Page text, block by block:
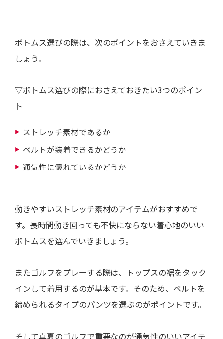
ボトムス選びの際は、次のポイントをおさえていきま
しょう。
▽ボトムス選びの際におさえておきたい3つのポイン
ト
ストレッチ素材であるか
ベルトが装着できるかどうか
通気性に優れているかどうか
動きやすいストレッチ素材のアイテムがおすすめで
す。長時間動き回っても不快にならない着心地のいい
ボトムスを選んでいきましょう。
またゴルフをプレーする際は、トップスの裾をタック
インして着用するのが基本です。そのため、ベルトを
締められるタイプのパンツを選ぶのがポイントです。
そして真夏のゴルフで重要なのが通気性のいいアイテ